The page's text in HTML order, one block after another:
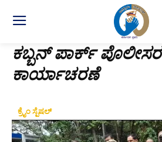
ಕಬ್ಬನ್ ಪಾರ್ಕ್ ಪೊಲೀಸರ
ಕಾರ್ಯಾಚರಣೆ
ಕ್ರೈಂ ಸ್ಪೆಷಲ್